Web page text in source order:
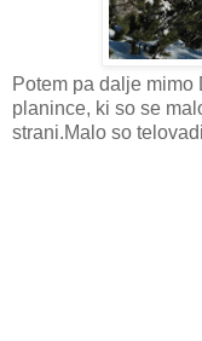
Potem pa dalje
planince, ki so se
strani.Malo so